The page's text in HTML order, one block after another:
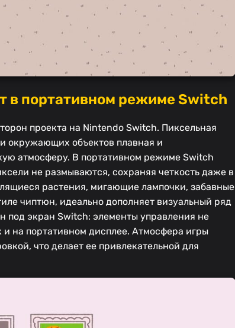
в портативном режиме Switch
проекта на Nintendo Switch. Пиксельная
окружающих объектов плавная и
атмосферу. В портативном режиме Switch
не размываются, сохраняя четкость даже в
растения, мигающие лампочки, забавные
чиптюн, идеально дополняет визуальный ряд
под экран Switch: элементы управления не
и на портативном дисплее. Атмосфера игры
что делает ее привлекательной для